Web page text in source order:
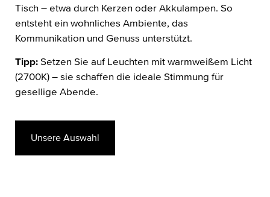
Tisch – etwa durch Kerzen oder Akkulampen. So
entsteht ein wohnliches Ambiente, das
Kommunikation und Genuss unterstützt.
Tipp:Setzen Sie auf Leuchten mit warmweißem Licht
(2700K) – sie schaffen die ideale Stimmung für
gesellige Abende.
Unsere Auswahl